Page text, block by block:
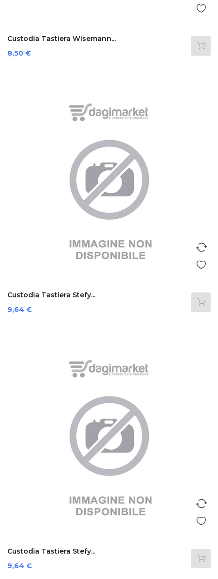
Custodia Tastiera Wisemann...
Prezzo
8,50 €
Custodia Tastiera Stefy...
Prezzo
9,64 €
Custodia Tastiera Stefy...
Prezzo
9,64 €